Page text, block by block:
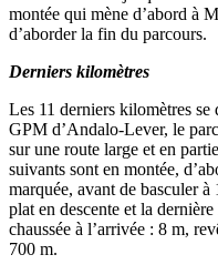
montée qui mène d’abord à
d’aborder la fin du parcours.
Derniers kilomètres
Les 11 derniers kilomètres se
GPM d’Andalo-Lever, le
sur une route large et en partie
suivants sont en montée, d’
marquée, avant de basculer à
plat en descente et la
chaussée à l’arrivée : 8 m, rev
700 m.